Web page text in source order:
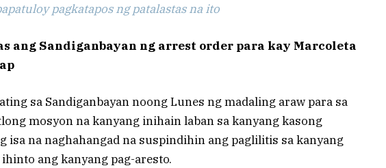
pagkatapos ng patalastas na ito
ang Sandiganbayan ng arrest order para kay Marcoleta
sa Sandiganbayan noong Lunes ng madaling araw para sa
mosyon na kanyang inihain laban sa kanyang kasong
isa na naghahangad na suspindihin ang paglilitis sa kanyang
ang kanyang pag-aresto.